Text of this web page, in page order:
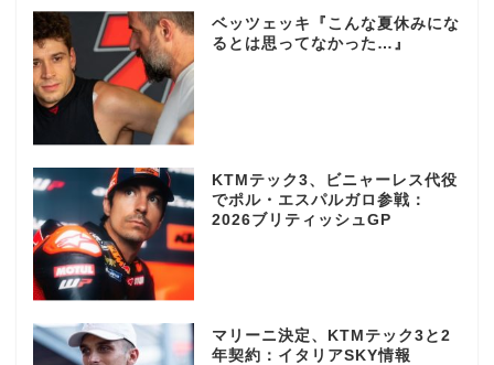
ベッツェッキ『こんな夏休みにな
るとは思ってなかった…』
KTMテック3、ビニャーレス代役
でポル・エスパルガロ参戦：
2026ブリティッシュGP
マリーニ決定、KTMテック3と2
年契約：イタリアSKY情報